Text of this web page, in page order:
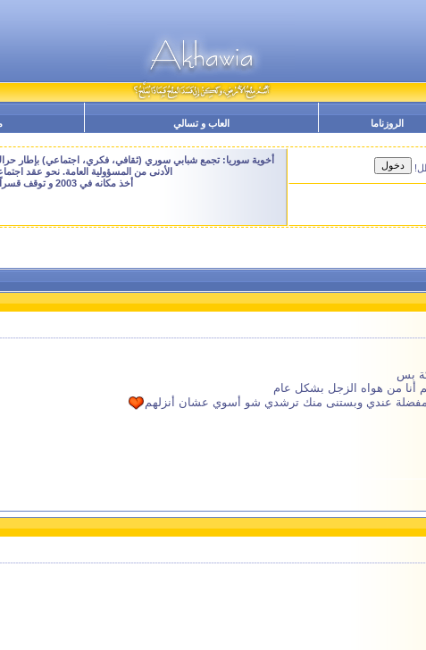
الروزناما العاب و تسالي
أخوية سوريا: تجمع شبابي سوري (ثقافي، فكري، اجتماعي) بإطار
الأدنى من المسؤولية العامة. نحو عقد
أخذ مكانه في 2003 و توقف قسراً نهاية 2009 - النسخة الحالية هنا هي ارشيفية للتصفح فقط
من هواه الزجل بشكل عام
عندي وبستنى منك ترشدي شو أسوي عشان أنزلهم